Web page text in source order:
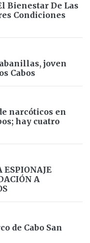
Bienestar De Las
Condiciones
joven
Cabos
narcóticos en
hay cuatro
A
de Cabo San